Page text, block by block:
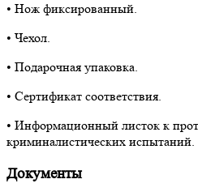
• Нож фиксированный.
• Чехол.
• Подарочная упаковка.
• Сертификат соответствия.
• Информационный листок к
криминалистических испытаний.
Документы